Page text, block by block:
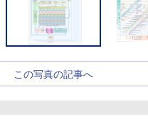
この写真の記事へ